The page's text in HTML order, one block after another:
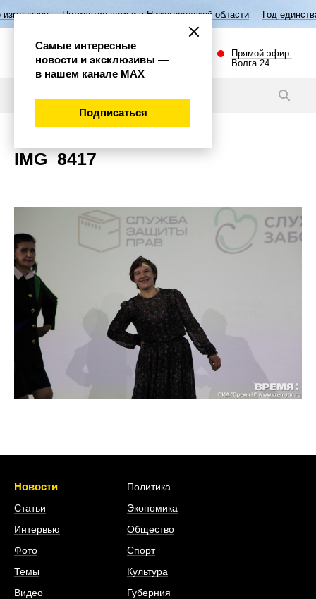
Пятилетие семьи в Нижегородской области Год
Прямой эфир.
Волга 24
IMG_8417
Новости
Статьи
Интервью
Фото
Темы
Видео
Политика
Экономика
Общество
Спорт
Культура
Губерния
Самые интересные
новости и эксклюзивы —
в нашем канале МАХ
Подписаться